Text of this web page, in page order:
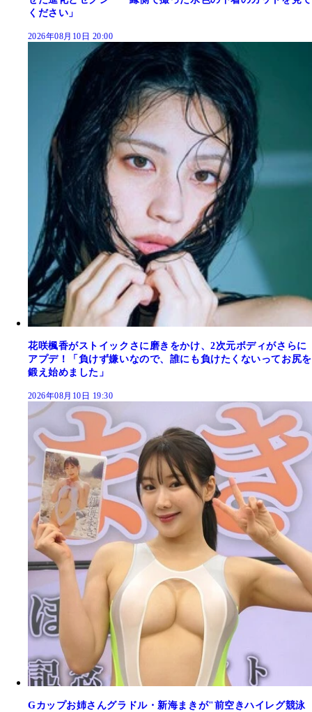
ください」
2026年08月10日 20:00
花咲楓香がストイックさに磨きをかけ、2次元ボディがさらに
アプデ！「負けず嫌いなので、誰にも負けたくないってお尻を
鍛え始めました」
2026年08月10日 19:30
Gカップお姉さんグラドル・新海まきが"前空きハイレグ競泳